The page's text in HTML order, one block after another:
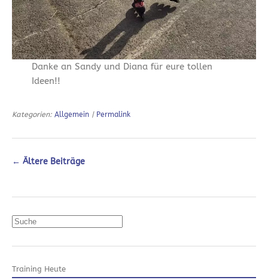
Danke an Sandy und Diana für eure tollen
Ideen!!
Kategorien: Allgemein | Permalink
← Ältere Beiträge
Suchen
Training Heute